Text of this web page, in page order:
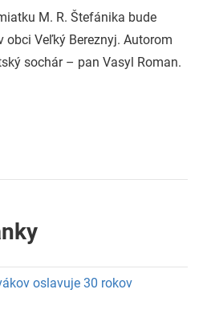
M. R. Štefánika bude
obci Veľký Bereznyj. Autorom
sochár – pan Vasyl Roman.
oslavuje 30 rokov